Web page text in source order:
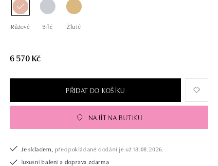
Růžové Bílé Žluté
6 570 Kč
PŘIDAT DO KOŠÍKU
NAJÍT NA BUTIKU
Je skladem, předpokládané dodání je už 18.08.2026.
luxusní balení a doprava zdarma